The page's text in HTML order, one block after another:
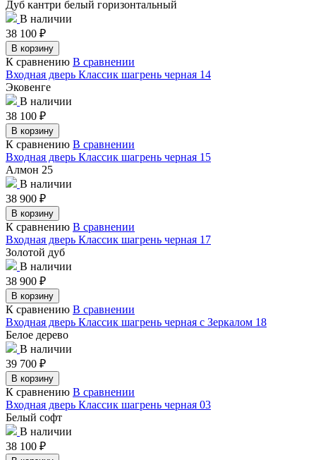
Дуб кантри белый горизонтальный
В наличии
38 100 ₽
В корзину
К сравнению В сравнении
Входная дверь Классик шагрень черная 14
Эковенге
В наличии
38 100 ₽
В корзину
К сравнению В сравнении
Входная дверь Классик шагрень черная 15
Алмон 25
В наличии
38 900 ₽
В корзину
К сравнению В сравнении
Входная дверь Классик шагрень черная 17
Золотой дуб
В наличии
38 900 ₽
В корзину
К сравнению В сравнении
Входная дверь Классик шагрень черная с Зеркалом 18
Белое дерево
В наличии
39 700 ₽
В корзину
К сравнению В сравнении
Входная дверь Классик шагрень черная 03
Белый софт
В наличии
38 100 ₽